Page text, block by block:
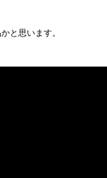
と思います。